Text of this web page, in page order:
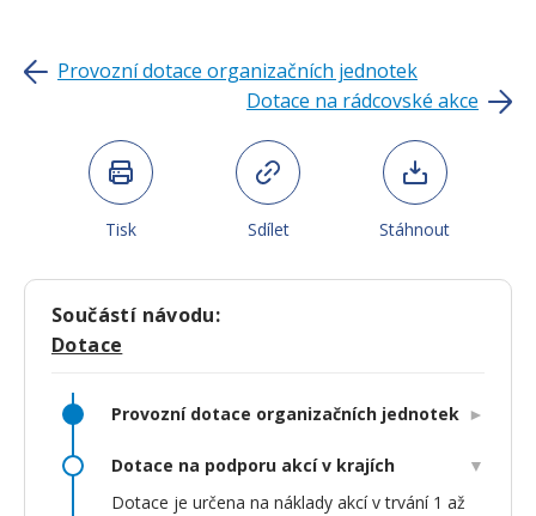
Provozní dotace organizačních jednotek
Dotace na rádcovské akce
Tisk Sdílet Stáhnout
Součástí návodu:
Dotace
Provozní dotace organizačních jednotek
Dotace na podporu akcí v krajích
Dotace je určena na náklady akcí v trvání 1 až